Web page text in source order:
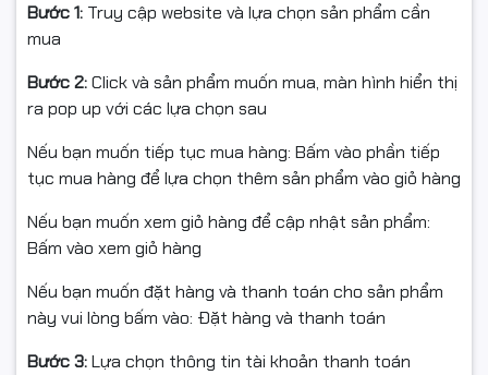
Mainboard đáp ứng tốt nhu cầu sử dụng lâu dài và
nâng cấp trong tương lai.
RAM 16GB DDR4 3200MHz
– Đa nhiệm thoải mái
3200MHz, mang lại:
Mở nhiều tab trình duyệt, phần mềm cùng lúc
Giảm tình trạng giật lag khi làm việc và chơi game
Bước 1: Truy cập website và lựa chọn sản phẩm cần
mua
Bước 2:Click và sản phẩm muốn mua, màn hình hiển thị
ra pop up với các lựa chọn sau
Nếu bạn muốn tiếp tục mua hàng: Bấm vào phần tiếp
tục mua hàng để lựa chọn thêm sản phẩm vào giỏ hàng
Nếu bạn muốn xem giỏ hàng để cập nhật sản phẩm:
Bấm vào xem giỏ hàng
Nếu bạn muốn đặt hàng và thanh toán cho sản phẩm
này vui lòng bấm vào: Đặt hàng và thanh toán
Bước 3:Lựa chọn thông tin tài khoản thanh toán